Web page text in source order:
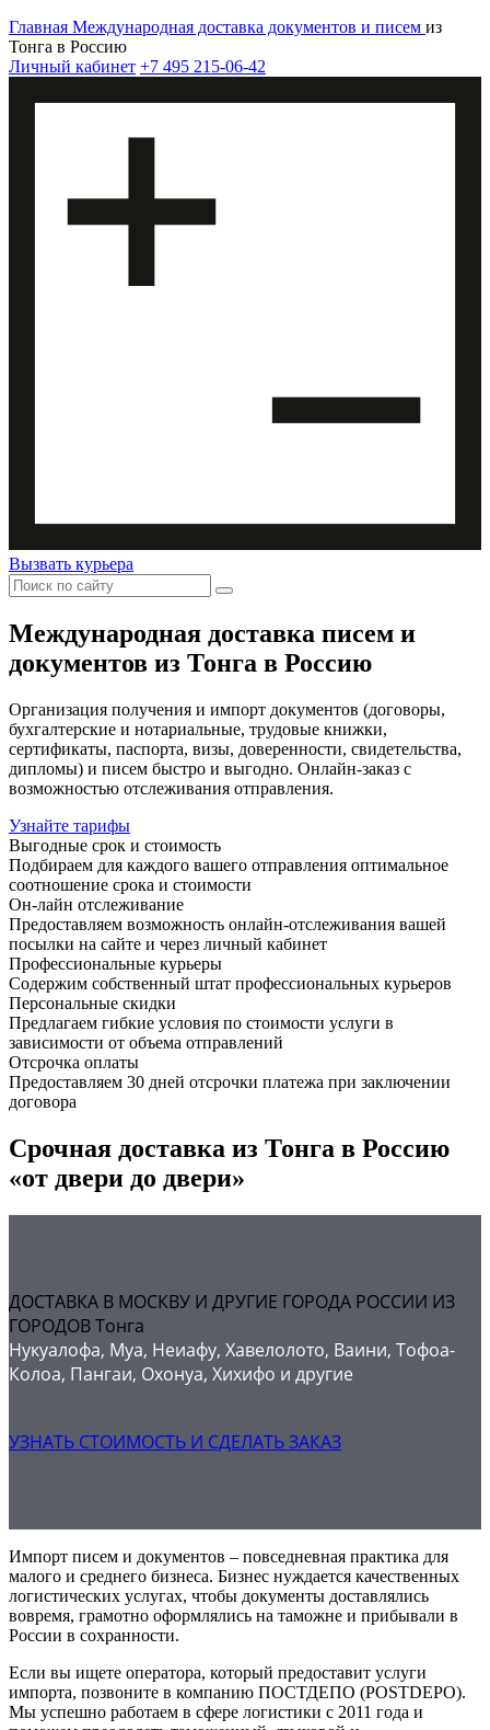
Главная Международная доставка документов и писем из
Тонга в Россию
Личный кабинет +7 495 215-06-42
Вызвать курьера
Международная доставка писем и
документов из Тонга в Россию
Организация получения и импорт документов (договоры,
бухгалтерские и нотариальные, трудовые книжки,
сертификаты, паспорта, визы, доверенности, свидетельства,
дипломы) и писем быстро и выгодно. Онлайн-заказ с
возможностью отслеживания отправления.
Узнайте тарифы
Выгодные срок и стоимость
Подбираем для каждого вашего отправления оптимальное
соотношение срока и стоимости
Он-лайн отслеживание
Предоставляем возможность онлайн-отслеживания вашей
посылки на сайте и через личный кабинет
Профессиональные курьеры
Содержим собственный штат профессиональных курьеров
Персональные скидки
Предлагаем гибкие условия по стоимости услуги в
зависимости от объема отправлений
Отсрочка оплаты
Предоставляем 30 дней отсрочки платежа при заключении
договора
Срочная доставка из Тонга в Россию
«от двери до двери»
ДОСТАВКА В МОСКВУ И ДРУГИЕ ГОРОДА РОССИИ ИЗ
ГОРОДОВ Тонга
Нукуалофа, Муа, Неиафу, Хавелолото, Ваини, Тофоа-
Колоа, Пангаи, Охонуа, Хихифо и другие
УЗНАТЬ СТОИМОСТЬ И СДЕЛАТЬ ЗАКАЗ
Импорт писем и документов – повседневная практика для
малого и среднего бизнеса. Бизнес нуждается качественных
логистических услугах, чтобы документы доставлялись
вовремя, грамотно оформлялись на таможне и прибывали в
России в сохранности.
Если вы ищете оператора, который предоставит услуги
импорта, позвоните в компанию ПОСТДЕПО (POSTDEPO).
Мы успешно работаем в сфере логистики с 2011 года и